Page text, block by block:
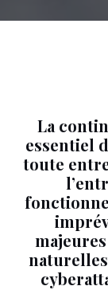
La
essentiel
toute